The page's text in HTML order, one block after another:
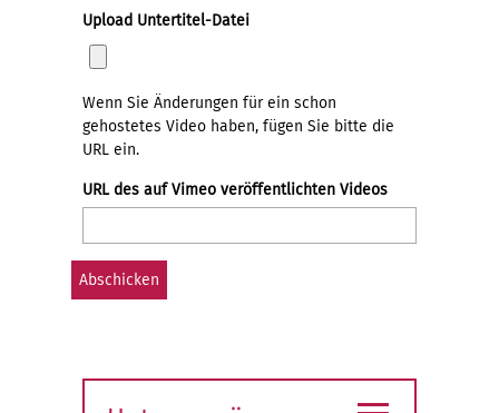
Upload Untertitel-Datei
Wenn Sie Änderungen für ein schon
gehostetes Video haben, fügen Sie bitte die
URL ein.
URL des auf Vimeo veröffentlichten Videos